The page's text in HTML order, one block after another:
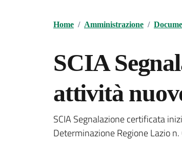
Home / Amministrazione /
SCIA
attività
Dettagli del
SCIA Segnalazione certificata
Determinazione Regione Lazio